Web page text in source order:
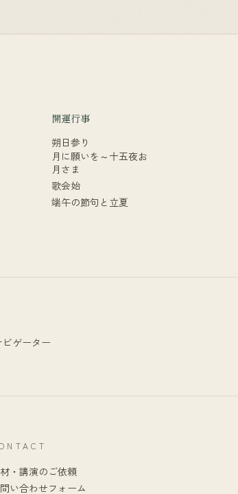
おみく
開運行事
朔日参り
月に願いを～十五夜お
月さま
歌会始
端午の節句と立夏
ゲーター
・講演のご依頼
い合わせフォーム